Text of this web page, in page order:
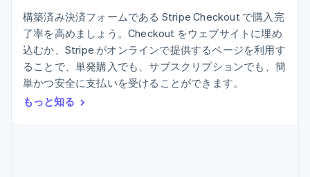
可能
Terminal
対面支払い
Authorization
Boost
決済成功率の
最適化
Link
スピーディー
Stripe
Sigma
カスタムレ
ポート
Data
Pipeline
データの同
業種別
AI 企業
クリエイターエコノミ―
ゲーム
ホスピタリティ、旅行、
メディアおよびエンター
ビスのプロビジョニング
と管理
リソース
コードサンプル
採用情報
ニュースルーム
Stripe Press
お問い合わせ
構築済み決済フォームである Stripe Checkout で購入完
了率を高めましょう。Checkout をウェブサイトに埋め
込むか、Stripe がオンラインで提供するページを利用す
ることで、単発購入でも、サブスクリプションでも、簡
単かつ安全に支払いを受けることができます。
もっと知る